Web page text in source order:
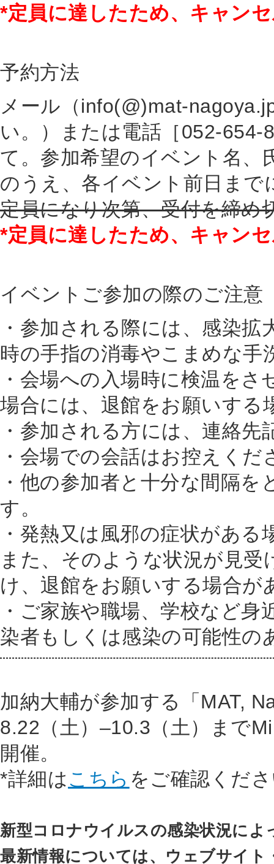
*定員に達したため、キャン
予約方法
メール（info(@)mat-
い。）または電話［052-
て。参加希望のイベント名、
のうえ、各イベント前日まで
定員になり次第、受付を締め
*定員に達したため、キャン
イベントご参加の際のご注意
・参加される際には、感染
時の手指の消毒やこまめな手
・会場への入場時に検温を
場合には、退館をお願いする
・参加される方には、連絡
・会場での会話はお控えくだ
・他の参加者と十分な間隔
す。
・発熱又は風邪の症状があ
また、そのような状況が見
け、退館をお願いする場合が
・ご家族や職場、学校など
染者もしくは感染の可能性の
加納大輔が参加する「MAT,
8.22（土）–10.3（土）まで
開催。
*詳細はこちら をご確認くだ
新型コロナウイルスの感染状況に
最新情報については、ウェブサイト